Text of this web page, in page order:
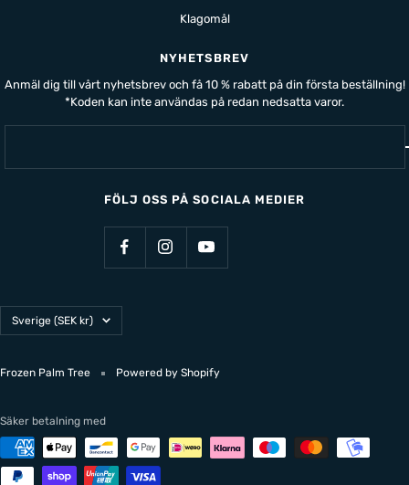
Klagomål
NYHETSBREV
Anmäl dig till vårt nyhetsbrev och få 10 % rabatt på din första beställning!
*Koden kan inte användas på redan nedsatta varor.
FÖLJ OSS PÅ SOCIALA MEDIER
Land/Region
Sverige (SEK kr)
Frozen Palm Tree Powered by Shopify
Säker betalning med